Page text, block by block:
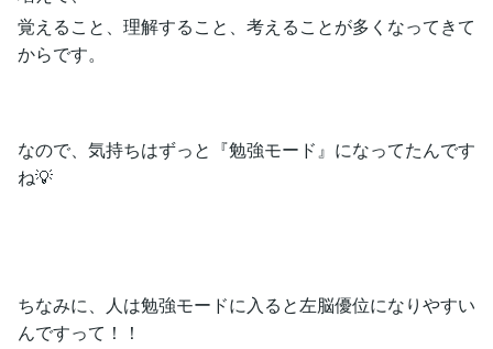
覚えること、理解すること、考えることが多くなってきて
からです。
なので、気持ちはずっと『勉強モード』になってたんです
ね💡
ちなみに、人は勉強モードに入ると左脳優位になりやすい
んですって！！